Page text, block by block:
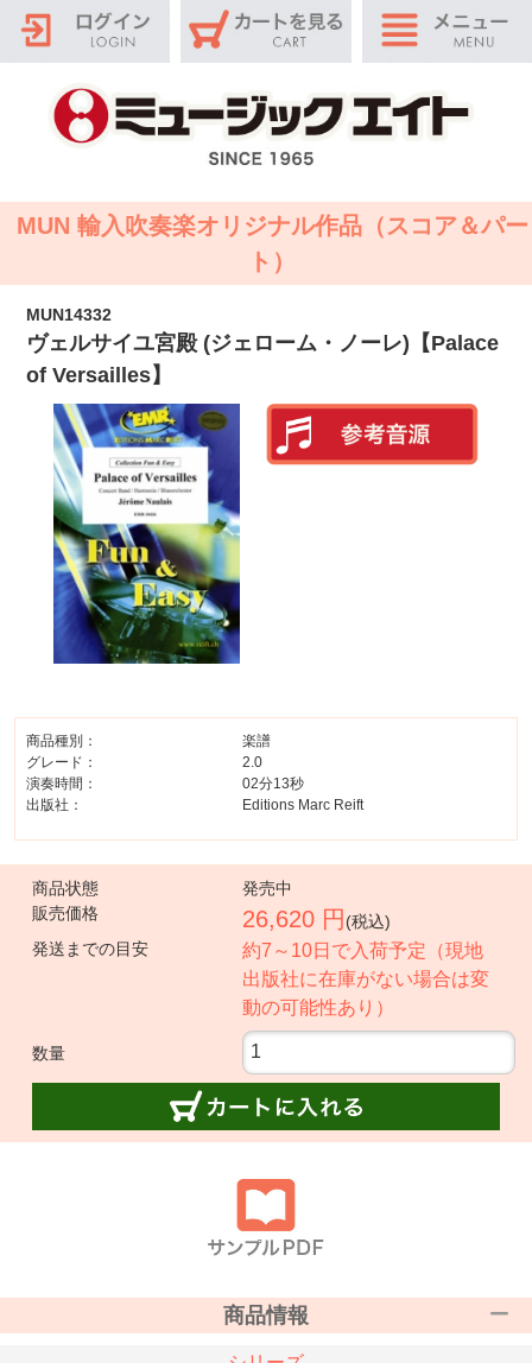
MUN 輸入吹奏楽オリジナル作品（スコア＆パー
ト）
MUN14332
ヴェルサイユ宮殿 (ジェローム・ノーレ)【Palace
of Versailles】
商品種別：
楽譜
グレード：
2.0
演奏時間：
02分13秒
出版社：
Editions Marc Reift
商品状態
発売中
販売価格
26,620 円 (税込)
発送までの目安
約7～10日で入荷予定（現地
出版社に在庫がない場合は変
動の可能性あり）
数量
商品情報